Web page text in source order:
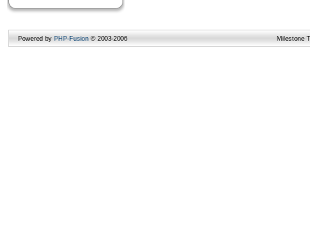
Powered by PHP-Fusion © 2003-2006 Milestone